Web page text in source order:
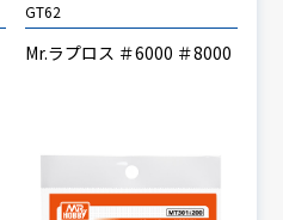
GT62
Mr.ラプロス ＃6000 ＃8000